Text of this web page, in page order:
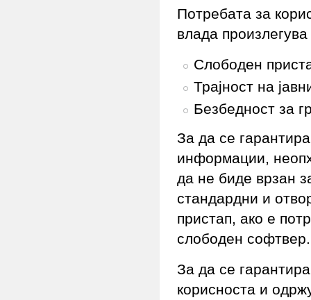
Потребата за
влада
Слободен
Трајност на
Безбедност за
За да се
информации,
да не биде врзан
стандардни и
пристап, ако е
слободен софтвер.
За да се
корисноста и